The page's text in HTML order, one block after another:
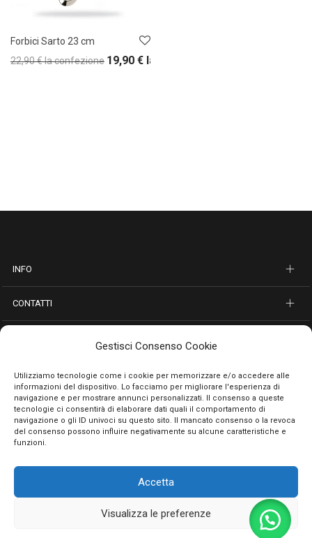
Gestisci Consenso Cookie
Utilizziamo tecnologie come i cookie per memorizzare e/o accedere alle
informazioni del dispositivo. Lo facciamo per migliorare l'esperienza di
navigazione e per mostrare annunci personalizzati. Il consenso a queste
tecnologie ci consentirà di elaborare dati quali il comportamento di
navigazione o gli ID univoci su questo sito. Il mancato consenso o la revoca
del consenso possono influire negativamente su alcune caratteristiche e
funzioni.
Accetta
Visualizza le preferenze
Forbici Sarto 23 cm
22,90€la confezione 19,90 € la confezione
INFO
CONTATTI
PAGAMENTI SICURI
Privacy Policy
© 2026 Emporio Necchi di Masciantonio Giacinto - P.IVA 01482050661